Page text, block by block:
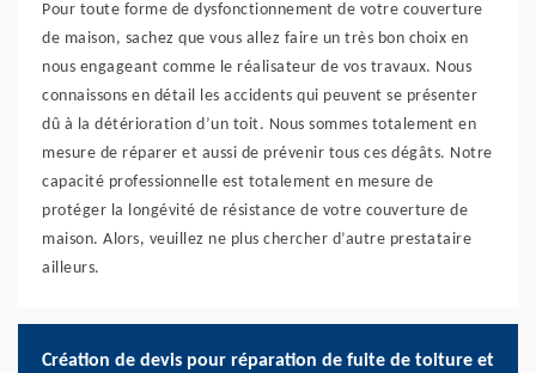
Pour toute forme de dysfonctionnement de votre couverture
de maison, sachez que vous allez faire un très bon choix en
nous engageant comme le réalisateur de vos travaux. Nous
connaissons en détail les accidents qui peuvent se présenter
dû à la détérioration d’un toit. Nous sommes totalement en
mesure de réparer et aussi de prévenir tous ces dégâts. Notre
capacité professionnelle est totalement en mesure de
protéger la longévité de résistance de votre couverture de
maison. Alors, veuillez ne plus chercher d’autre prestataire
ailleurs.
Création de devis pour réparation de fuite de toiture et